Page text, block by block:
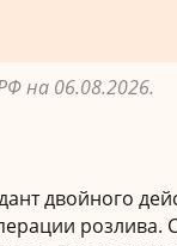
на 06.08.2026.
двойного